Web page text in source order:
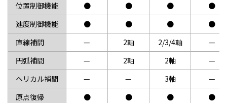
位置制御機能
● ● ●
●
速度制御機能
● ● ●
●
直線補間
— 2軸 2/3/4軸
—
円弧補間
— 2軸 2軸
—
ヘリカル補間
— — 3軸
—
原点復帰
● ● ● ●